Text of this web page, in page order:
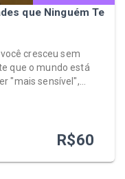
que Ninguém Te
cresceu sem
que o mundo está
"mais sensível",…
R$60